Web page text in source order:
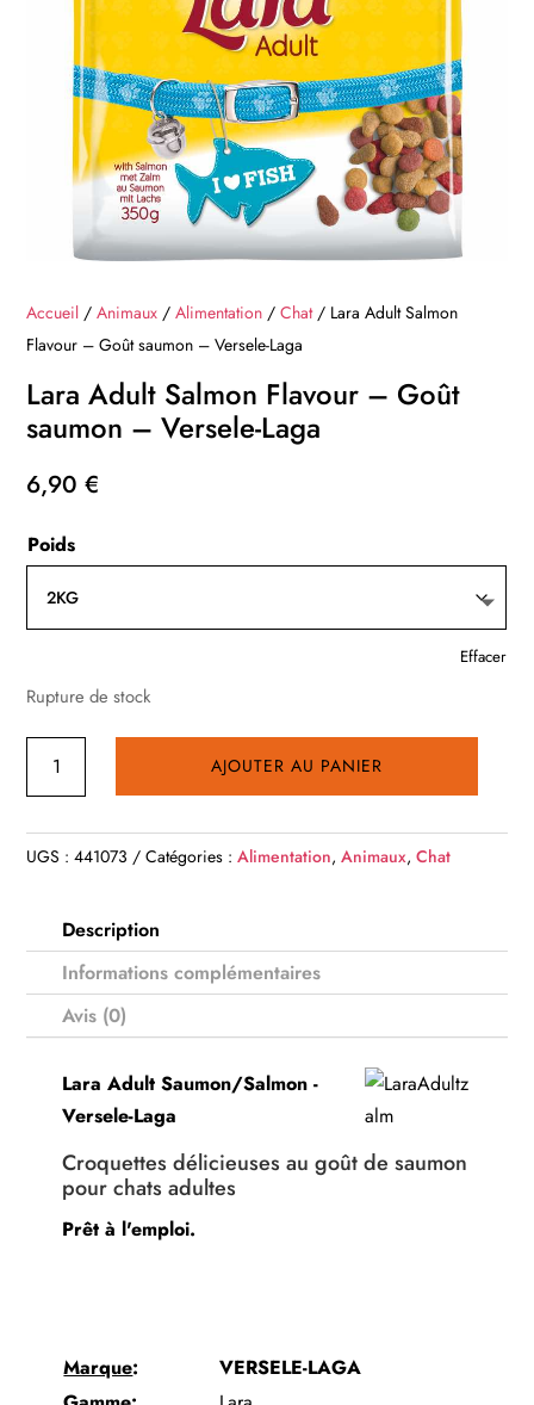
Accueil /Animaux /Alimentation /Chat/ Lara Adult Salmon
Flavour – Goût saumon – Versele-Laga
Lara Adult Salmon Flavour – Goût
saumon – Versele-Laga
6,90€
Poids
Effacer
Rupture de stock
quantité
Adult
-
Goût
saumon
-
Versele-
Laga
AJOUTER AU PANIER
UGS :441073 Catégories :Alimentation,Animaux,Chat
Description
Informations complémentaires
Avis (0)
Lara Adult Saumon/Salmon -
Versele-Laga
Croquettes délicieuses au goût de saumon
pour chats adultes
Prêt à l'emploi.
Marque:
VERSELE-LAGA